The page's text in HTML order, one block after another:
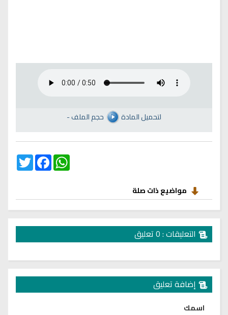
- لتحميل المادة حجم الملف
Twitter
FacebookWhatsApp
مواضيع ذات صلة
التعليقات : 0 تعليق
إضافة تعليق
اسمك